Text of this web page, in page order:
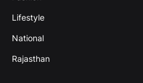
Lifestyle
National
Rajasthan